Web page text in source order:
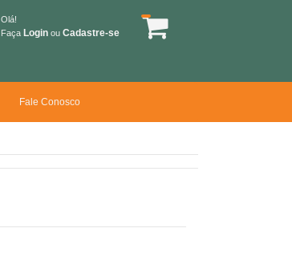
Olá!
Faça Login ou Cadastre-se
Fale Conosco